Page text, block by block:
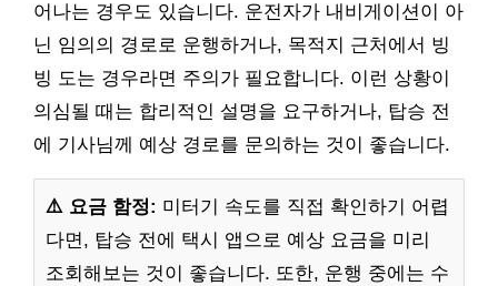
어나는 경우도 있습니다. 운전자가 내비게이션이 아
닌 임의의 경로로 운행하거나, 목적지 근처에서 빙
빙 도는 경우라면 주의가 필요합니다. 이런 상황이
의심될 때는 합리적인 설명을 요구하거나, 탑승 전
에 기사님께 예상 경로를 문의하는 것이 좋습니다.
⚠️ 요금 함정: 미터기 속도를 직접 확인하기 어렵
다면, 탑승 전에 택시 앱으로 예상 요금을 미리
조회해보는 것이 좋습니다. 또한, 운행 중에는 수